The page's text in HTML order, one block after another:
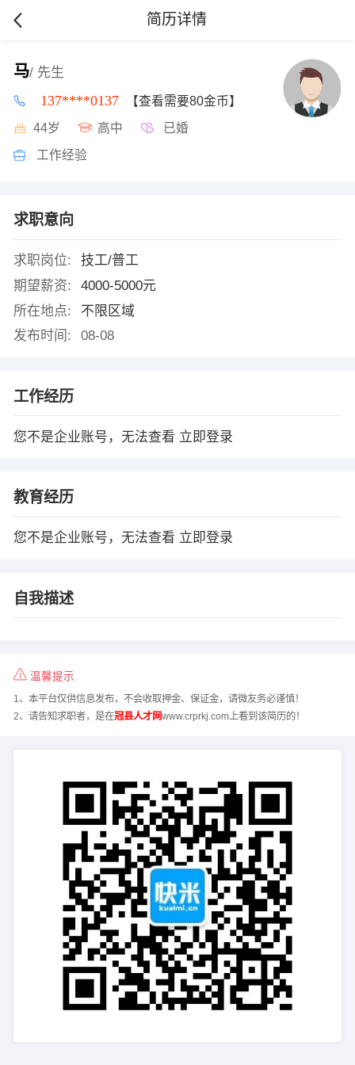
简历详情
马/ 先生
137****0137 【查看需要80金币】
44岁 高中 已婚
工作经验
求职意向
求职岗位:
技工/普工
期望薪资:
4000-5000元
所在地点:
不限区域
发布时间:
08-08
工作经历
您不是企业账号，无法查看 立即登录
教育经历
您不是企业账号，无法查看 立即登录
自我描述
温馨提示
1、本平台仅供信息发布，不会收取押金、保证金，请微友务必谨慎！
2、请告知求职者，是在冠县人才网www.crprkj.com上看到该简历的！